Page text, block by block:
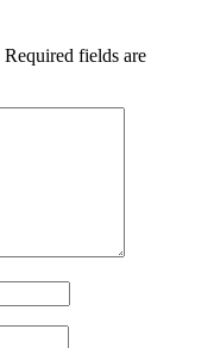
Required fields are